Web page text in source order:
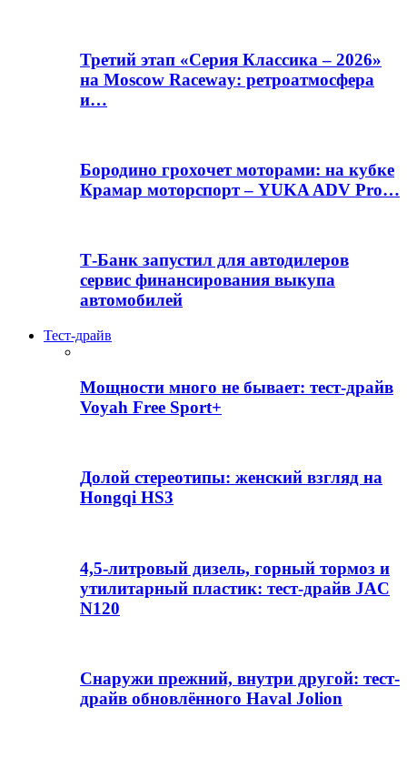
Третий этап «Серия Классика – 2026»
на Moscow Raceway: ретроатмосфера
и…
Бородино грохочет моторами: на кубке
Крамар моторспорт – YUKA ADV Pro…
Т-Банк запустил для автодилеров
сервис финансирования выкупа
автомобилей
Тест-драйв
Мощности много не бывает: тест-драйв
Voyah Free Sport+
Долой стереотипы: женский взгляд на
Hongqi HS3
4,5-литровый дизель, горный тормоз и
утилитарный пластик: тест-драйв JAC
N120
Снаружи прежний, внутри другой: тест-
драйв обновлённого Haval Jolion